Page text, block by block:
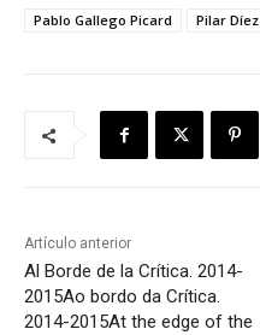
Pablo Gallego Picard
Pilar Díez
Artículo anterior
Al Borde de la Crítica. 2014-
2015Ao bordo da Crítica.
2014-2015At the edge of the